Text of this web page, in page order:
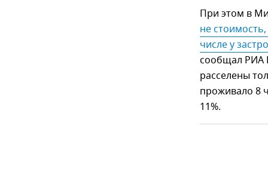
При этом в
не
числе у
сообщал РИА
расселены
проживало 8
11%.